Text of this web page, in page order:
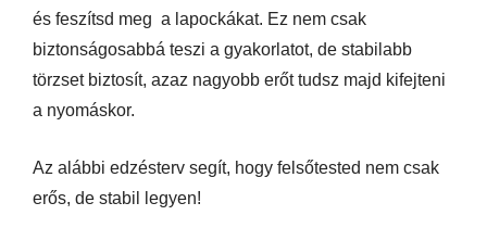
és feszítsd meg a lapockákat. Ez nem csak
biztonságosabbá teszi a gyakorlatot, de stabilabb
törzset biztosít, azaz nagyobb erőt tudsz majd kifejteni
a nyomáskor.
Az alábbi edzésterv segít, hogy felsőtested nem csak
erős, de stabil legyen!